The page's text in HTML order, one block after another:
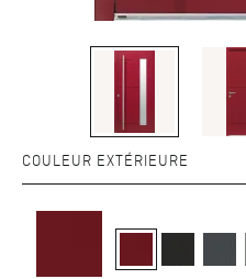
COULEUR EXTÉRIEURE